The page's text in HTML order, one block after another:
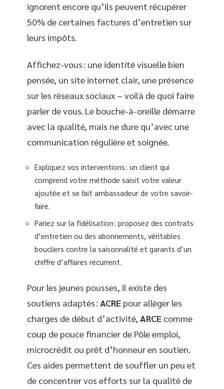
ignorent encore qu’ils peuvent récupérer
50% de certaines factures d’entretien sur
leurs impôts.
Affichez-vous : une identité visuelle bien
pensée, un site internet clair, une présence
sur les réseaux sociaux – voilà de quoi faire
parler de vous. Le bouche-à-oreille démarre
avec la qualité, mais ne dure qu’avec une
communication régulière et soignée.
Expliquez vos interventions : un client qui
comprend votre méthode saisit votre valeur
ajoutée et se fait ambassadeur de votre savoir-
faire.
Pariez sur la fidélisation : proposez des contrats
d’entretien ou des abonnements, véritables
boucliers contre la saisonnalité et garants d’un
chiffre d’affaires récurrent.
Pour les jeunes pousses, il existe des
soutiens adaptés : ACRE pour alléger les
charges de début d’activité, ARCE comme
coup de pouce financier de Pôle emploi,
microcrédit ou prêt d’honneur en soutien.
Ces aides permettent de souffler un peu et
de concentrer vos efforts sur la qualité de